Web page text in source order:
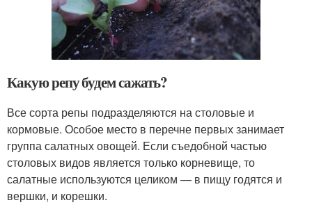
Какую репу будем сажать?
Все сорта репы подразделяются на столовые и
кормовые. Особое место в перечне первых занимает
группа салатных овощей. Если съедобной частью
столовых видов является только корневище, то
салатные используются целиком — в пищу годятся и
вершки, и корешки.